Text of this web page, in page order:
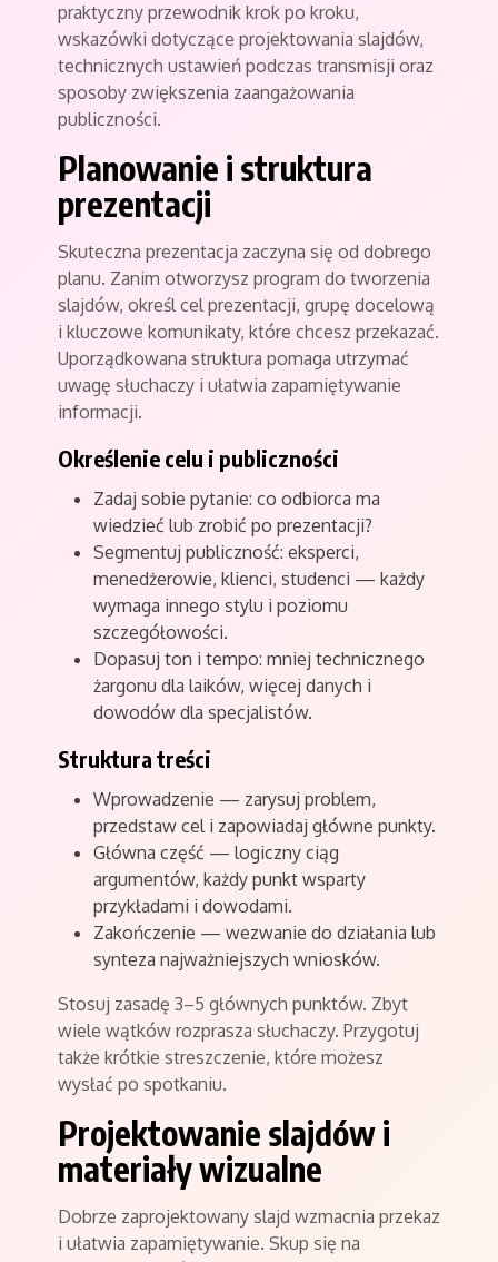
praktyczny przewodnik krok po kroku,
wskazówki dotyczące projektowania slajdów,
technicznych ustawień podczas transmisji oraz
sposoby zwiększenia zaangażowania
publiczności.
Planowanie i struktura
prezentacji
Skuteczna prezentacja zaczyna się od dobrego
planu. Zanim otworzysz program do tworzenia
slajdów, określ cel prezentacji, grupę docelową
i kluczowe komunikaty, które chcesz przekazać.
Uporządkowana struktura pomaga utrzymać
uwagę słuchaczy i ułatwia zapamiętywanie
informacji.
Określenie celu i publiczności
Zadaj sobie pytanie: co odbiorca ma
wiedzieć lub zrobić po prezentacji?
Segmentuj publiczność: eksperci,
menedżerowie, klienci, studenci — każdy
wymaga innego stylu i poziomu
szczegółowości.
Dopasuj ton i tempo: mniej technicznego
żargonu dla laików, więcej danych i
dowodów dla specjalistów.
Struktura treści
Wprowadzenie — zarysuj problem,
przedstaw cel i zapowiadaj główne punkty.
Główna część — logiczny ciąg
argumentów, każdy punkt wsparty
przykładami i dowodami.
Zakończenie — wezwanie do działania lub
synteza najważniejszych wniosków.
Stosuj zasadę 3–5 głównych punktów. Zbyt
wiele wątków rozprasza słuchaczy. Przygotuj
także krótkie streszczenie, które możesz
wysłać po spotkaniu.
Projektowanie slajdów i
materiały wizualne
Dobrze zaprojektowany slajd wzmacnia przekaz
i ułatwia zapamiętywanie. Skup się na